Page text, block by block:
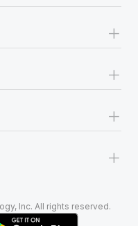
+
+
+
+
Inc. All rights reserved.